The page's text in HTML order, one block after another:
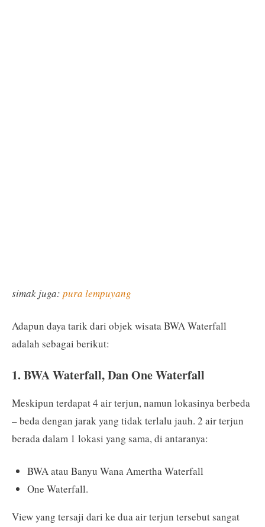
simak juga: pura lempuyang
Adapun daya tarik dari objek wisata BWA Waterfall
adalah sebagai berikut:
1. BWA Waterfall, Dan One Waterfall
Meskipun terdapat 4 air terjun, namun lokasinya berbeda
– beda dengan jarak yang tidak terlalu jauh. 2 air terjun
berada dalam 1 lokasi yang sama, di antaranya:
BWA atau Banyu Wana Amertha Waterfall
One Waterfall.
View yang tersaji dari ke dua air terjun tersebut sangat